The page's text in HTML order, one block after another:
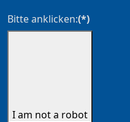
Bitte anklicken:(*)
I am not a robot